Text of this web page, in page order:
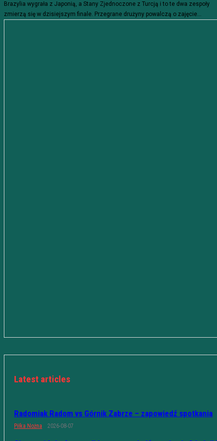
Brazylia wygrała z Japonią, a Stany Zjednoczone z Turcją i to te dwa zespoły
zmierzą się w dzisiejszym finale. Przegrane drużyny powalczą o zajęcie...
Latest articles
Radomiak Radom vs Górnik Zabrze – zapowiedź spotkania
Piłka Nożna 2026-08-07